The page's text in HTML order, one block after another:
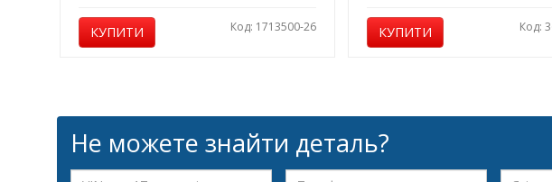
КУПИТИ Код: 1713500-26 КУПИТИ Код:
Не можете знайти деталь?